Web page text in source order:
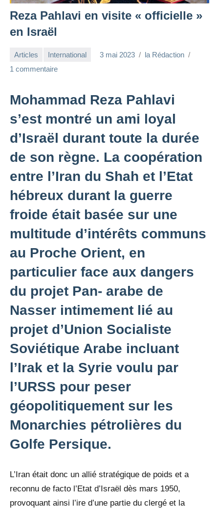
Reza Pahlavi en visite « officielle »
en Israël
Articles International 3 mai 2023
la Rédaction
1 commentaire
Mohammad Reza Pahlavi
s’est montré un ami loyal
d’Israël durant toute la durée
de son règne. La coopération
entre l’Iran du Shah et l’Etat
hébreux durant la guerre
froide était basée sur une
multitude d’intérêts communs
au Proche Orient, en
particulier face aux dangers
du projet Pan- arabe de
Nasser intimement lié au
projet d’Union Socialiste
Soviétique Arabe incluant
l’Irak et la Syrie voulu par
l’URSS pour peser
géopolitiquement sur les
Monarchies pétrolières du
Golfe Persique.
L’Iran était donc un allié stratégique de poids et a
reconnu de facto l’Etat d’Israël dès mars 1950,
provoquant ainsi l’ire d’une partie du clergé et la